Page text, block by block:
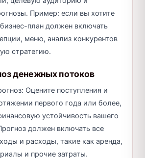
Пример: если вы хотите
план должен включать
меню, анализ конкурентов
стратегию.
денежных потоков
Оцените поступления и
первого года или более,
устойчивость вашего
должен включать все
и расходы, такие как аренда,
и прочие затраты.